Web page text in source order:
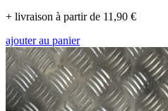
+ livraison à partir de 11,90 €
ajouter au panier